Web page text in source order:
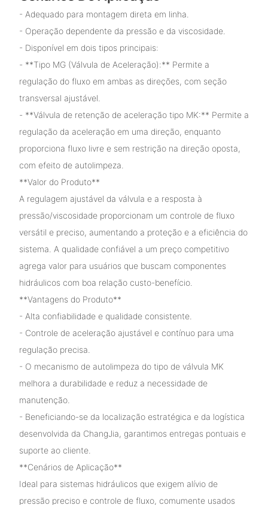
- Adequado para montagem direta em linha.
- Operação dependente da pressão e da viscosidade.
- Disponível em dois tipos principais:
- **Tipo MG (Válvula de Aceleração):** Permite a
regulação do fluxo em ambas as direções, com seção
transversal ajustável.
- **Válvula de retenção de aceleração tipo MK:** Permite a
regulação da aceleração em uma direção, enquanto
proporciona fluxo livre e sem restrição na direção oposta,
com efeito de autolimpeza.
**Valor do Produto**
A regulagem ajustável da válvula e a resposta à
pressão/viscosidade proporcionam um controle de fluxo
versátil e preciso, aumentando a proteção e a eficiência do
sistema. A qualidade confiável a um preço competitivo
agrega valor para usuários que buscam componentes
hidráulicos com boa relação custo-benefício.
**Vantagens do Produto**
- Alta confiabilidade e qualidade consistente.
- Controle de aceleração ajustável e contínuo para uma
regulação precisa.
- O mecanismo de autolimpeza do tipo de válvula MK
melhora a durabilidade e reduz a necessidade de
manutenção.
- Beneficiando-se da localização estratégica e da logística
desenvolvida da ChangJia, garantimos entregas pontuais e
suporte ao cliente.
**Cenários de Aplicação**
Ideal para sistemas hidráulicos que exigem alívio de
pressão preciso e controle de fluxo, comumente usados ​​